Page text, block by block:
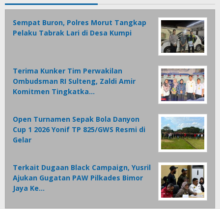
Sempat Buron, Polres Morut Tangkap
Pelaku Tabrak Lari di Desa Kumpi
Terima Kunker Tim Perwakilan
Ombudsman RI Sulteng, Zaldi Amir
Komitmen Tingkatka…
Open Turnamen Sepak Bola Danyon
Cup 1 2026 Yonif TP 825/GWS Resmi di
Gelar
Terkait Dugaan Black Campaign, Yusril
Ajukan Gugatan PAW Pilkades Bimor
Jaya Ke…